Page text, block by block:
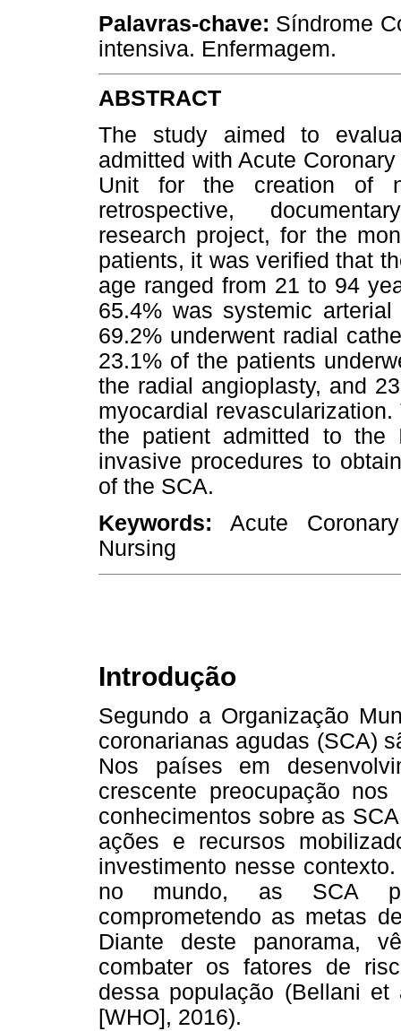
Palavras-chave: Síndrome
intensiva. Enfermagem.
ABSTRACT
The study aimed to
admitted with Acute
Unit for the creation of
retrospective,
research project, for the
patients, it was verified that
age ranged from 21 to 94
65.4% was systemic
69.2% underwent radial
23.1% of the patients
the radial angioplasty, and
myocardial
the patient admitted to
invasive procedures to
of the SCA.
Keywords:Acute
Nursing
Introdução
Segundo a Organização
coronarianas agudas (SCA)
Nos países em
crescente preocupação
conhecimentos sobre as
ações e recursos
investimento nesse
no mundo, as SCA
comprometendo as metas
Diante deste panorama,
combater os fatores de
dessa população (Bellani
[WHO], 2016).